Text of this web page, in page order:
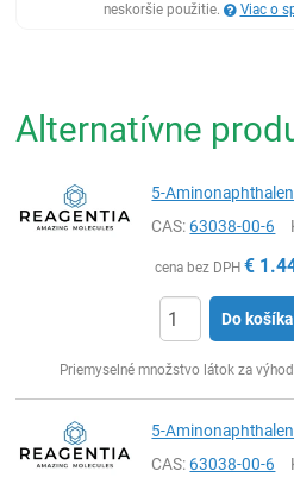
neskoršie použitie.
Viac o
Alternatívne
5-
CAS:63038-00-6
cena bez DPH €
Do košíka
Priemyselné množstvo látok za
5-
CAS:63038-00-6